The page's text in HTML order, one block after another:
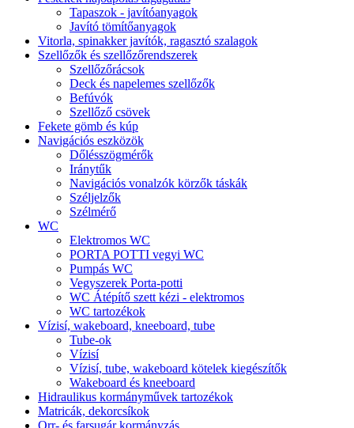
Tapaszok - javítóanyagok
Javító tömítőanyagok
Vitorla, spinakker javítók, ragasztó szalagok
Szellőzők és szellőzőrendszerek
Szellőzőrácsok
Deck és napelemes szellőzők
Befúvók
Szellőző csövek
Fekete gömb és kúp
Navigációs eszközök
Dőlésszögmérők
Iránytűk
Navigációs vonalzók körzők táskák
Széljelzők
Szélmérő
WC
Elektromos WC
PORTA POTTI vegyi WC
Pumpás WC
Vegyszerek Porta-potti
WC Átépítő szett kézi - elektromos
WC tartozékok
Vízisí, wakeboard, kneeboard, tube
Tube-ok
Vízisí
Vízisí, tube, wakeboard kötelek kiegészítők
Wakeboard és kneeboard
Hidraulikus kormányművek tartozékok
Matricák, dekorcsíkok
Orr- és farsugár kormányzás